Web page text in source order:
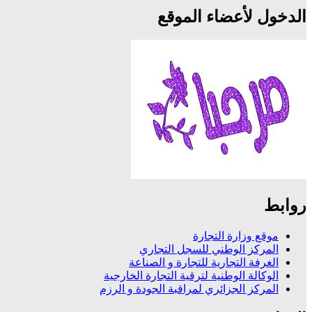
الدخول لأعضاء الموقع
روابط
موقع وزارة التجارة
المركز الوطني للسجل التجاري
الغرفة التجارية للتجارة و الصناعة
الوكالة الوطنية لترقية التجارة الخارجية
المركز الجزائري لمراقبة الجودة و الرزم